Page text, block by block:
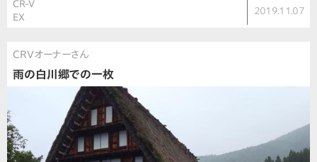
CR-V
EX
2019.11.07
CRVオーナーさん
雨の白川郷での一枚